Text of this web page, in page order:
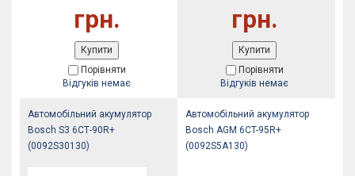
грн.
Купити
Порівняти
Відгуків немає
грн.
Купити
Порівняти
Відгуків немає
Автомобільний акумулятор
Bosch S3 6СТ-90R+
(0092S30130)
Автомобільний акумулятор
Bosch AGM 6CT-95R+
(0092S5A130)